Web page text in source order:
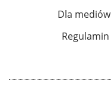
Dla mediów
Regulamin